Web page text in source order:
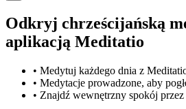
Odkryj chrześcijańską
aplikacją Meditatio
• Medytuj każdego dnia z
• Medytacje prowadzone, aby
• Znajdź wewnętrzny spokój